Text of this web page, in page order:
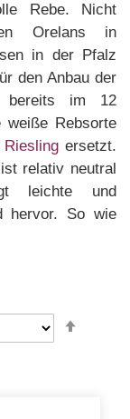
Rebe. Nicht
Orelans in
in der Pfalz
den Anbau der
bereits im 12
weiße Rebsorte
Riesling ersetzt.
relativ neutral
leichte und
hervor. So wie